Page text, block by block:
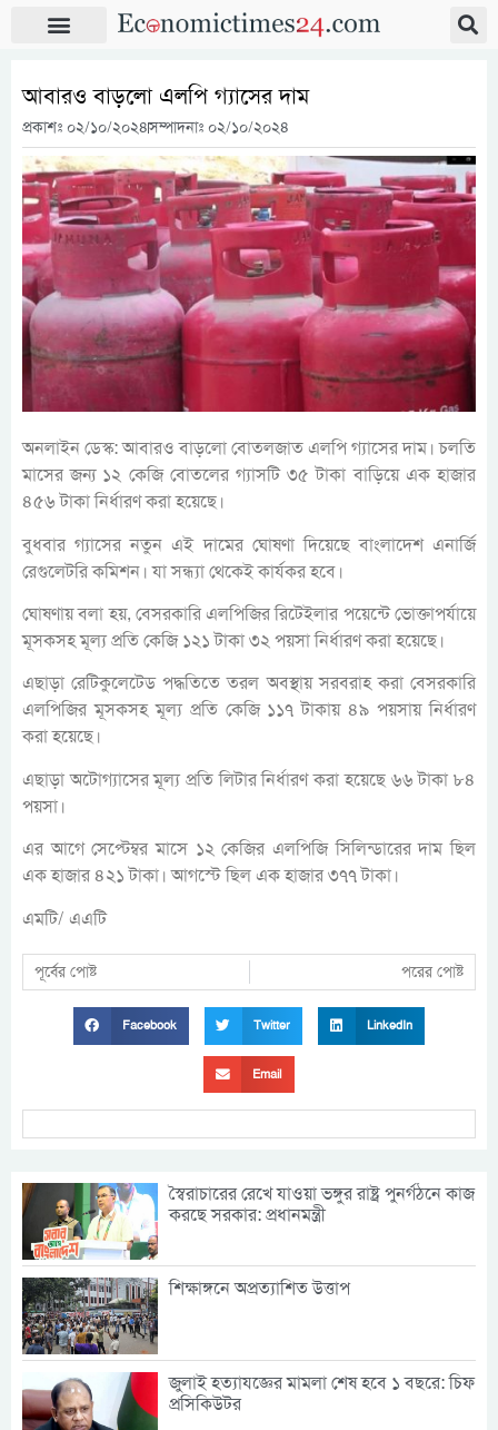
আবারও বাড়লো এলপি গ্যাসের দাম
প্রকাশঃ ০২/১০/২০২৪সম্পাদনাঃ ০২/১০/২০২৪
অনলাইন ডেস্ক: আবারও বাড়লো বোতলজাত এলপি গ্যাসের দাম। চলতি
মাসের জন্য ১২ কেজি বোতলের গ্যাসটি ৩৫ টাকা বাড়িয়ে এক হাজার
৪৫৬ টাকা নির্ধারণ করা হয়েছে।
বুধবার গ্যাসের নতুন এই দামের ঘোষণা দিয়েছে বাংলাদেশ এনার্জি
রেগুলেটরি কমিশন। যা সন্ধ্যা থেকেই কার্যকর হবে।
ঘোষণায় বলা হয়, বেসরকারি এলপিজির রিটেইলার পয়েন্টে ভোক্তাপর্যায়ে
মূসকসহ মূল্য প্রতি কেজি ১২১ টাকা ৩২ পয়সা নির্ধারণ করা হয়েছে।
এছাড়া রেটিকুলেটেড পদ্ধতিতে তরল অবস্থায় সরবরাহ করা বেসরকারি
এলপিজির মূসকসহ মূল্য প্রতি কেজি ১১৭ টাকায় ৪৯ পয়সায় নির্ধারণ
করা হয়েছে।
এছাড়া অটোগ্যাসের মূল্য প্রতি লিটার নির্ধারণ করা হয়েছে ৬৬ টাকা ৮৪
পয়সা।
এর আগে সেপ্টেম্বর মাসে ১২ কেজির এলপিজি সিলিন্ডারের দাম ছিল
এক হাজার ৪২১ টাকা। আগস্টে ছিল এক হাজার ৩৭৭ টাকা।
এমটি/ এএটি
পূর্বের পোষ্ট পরের পোষ্ট
Facebook Twitter LinkedIn
Email
স্বৈরাচারের রেখে যাওয়া ভঙ্গুর রাষ্ট্র পুনর্গঠনে কাজ
করছে সরকার: প্রধানমন্ত্রী
শিক্ষাঙ্গনে অপ্রত্যাশিত উত্তাপ
জুলাই হত্যাযজ্ঞের মামলা শেষ হবে ১ বছরে: চিফ
প্রসিকিউটর